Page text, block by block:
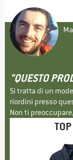
"QUESTO
Si tratta di un
riordini presso
Non ti